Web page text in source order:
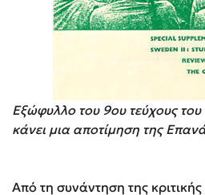
Εξώφυλλο του 9ου τεύχους
κάνει μια αποτίμηση της
Από τη συνάντηση της